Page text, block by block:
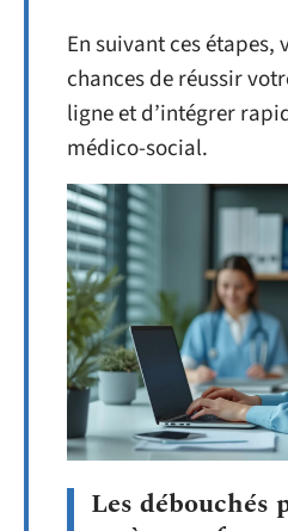
En suivant ces étapes,
chances de réussir
ligne et d’intégrer
médico-social.
Les débouchés